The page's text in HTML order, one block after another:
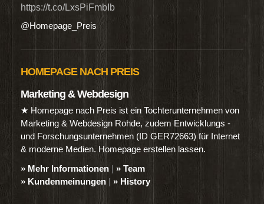
https://t.co/LxsPiFmbIb
@Homepage_Preis
HOMEPAGE NACH PREIS
Marketing & Webdesign
★ Homepage nach Preis ist ein Tochterunternehmen von
Marketing & Webdesign Rohde, zudem Entwicklungs -
und Forschungsunternehmen (ID GER72663) für Internet
& moderne Medien. Homepage erstellen lassen.
» Mehr Informationen | » Team
» Kundenmeinungen | » History